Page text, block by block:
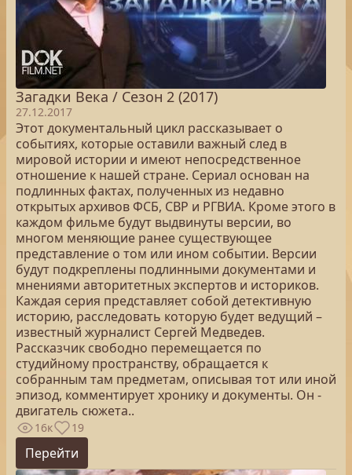
Загадки Века / Сезон 2 (2017)
27.12.2017
Этот документальный цикл рассказывает о
событиях, которые оставили важный след в
мировой истории и имеют непосредственное
отношение к нашей стране. Сериал основан на
подлинных фактах, полученных из недавно
открытых архивов ФСБ, СВР и РГВИА. Кроме этого в
каждом фильме будут выдвинуты версии, во
многом меняющие ранее существующее
представление о том или ином событии. Версии
будут подкреплены подлинными документами и
мнениями авторитетных экспертов и историков.
Каждая серия представляет собой детективную
историю, расследовать которую будет ведущий –
известный журналист Сергей Медведев.
Рассказчик свободно перемещается по
студийному пространству, обращается к
собранным там предметам, описывая тот или иной
эпизод, комментирует хронику и документы. Он -
двигатель сюжета..
16к 19
Перейти